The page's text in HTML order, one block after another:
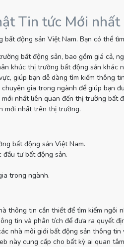
Tin tức Mới nhất
động sản Việt Nam. Bạn có thể
bất động sản, bao gồm giá cả,
khúc thị trường bất động sản khác
giúp bạn dễ dàng tìm kiếm thông
gia trong ngành để giúp bạn
nhất liên quan đến thị trường bất
mới nhất trên thị trường.
bất động sản Việt Nam.
đầu tư bất động sản.
trong ngành.
thông tin cần thiết để tìm kiếm ngôi
tin và phân tích để đưa ra quyết
nhà môi giới bất động sản thông
này cung cấp cho bất kỳ ai quan